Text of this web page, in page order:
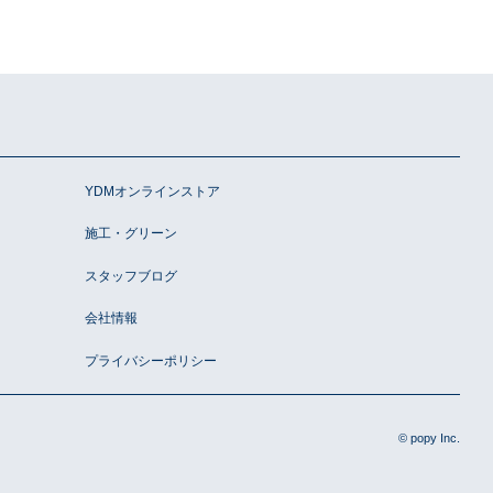
YDMオンラインストア
施工・グリーン
スタッフブログ
会社情報
プライバシーポリシー
© popy Inc.